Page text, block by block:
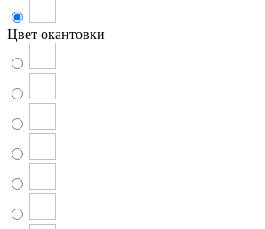
Цвет окантовки